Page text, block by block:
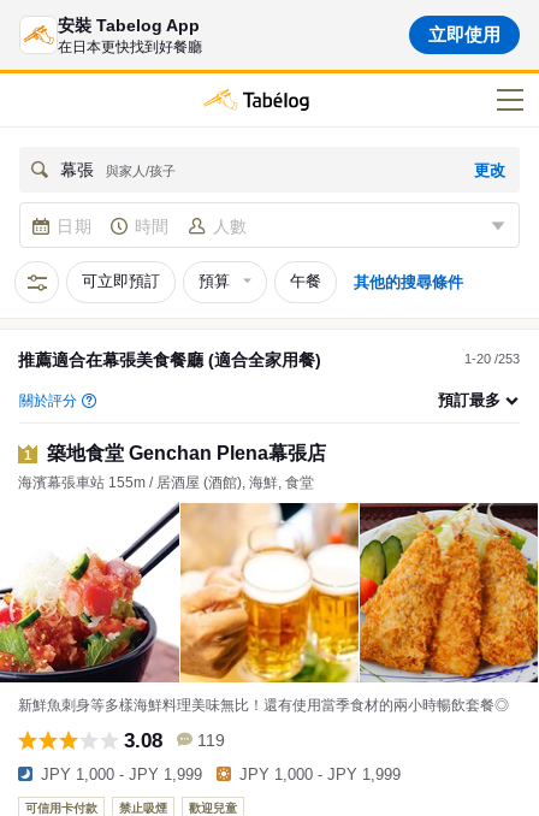
安裝 Tabelog App
在日本更快找到好餐廳
立即使用
幕張 與家人/孩子 更改
日期 時間 人數
可立即預訂 預算 午餐 其他的搜尋條件
推薦適合在幕張美食餐廳 (適合全家用餐) 1-20 /253
關於評分 預訂最多
1 築地食堂 Genchan Plena幕張店
海濱幕張車站 155m / 居酒屋 (酒館), 海鮮, 食堂
新鮮魚刺身等多樣海鮮料理美味無比！還有使用當季食材的兩小時暢飲套餐◎
3.08 119
JPY 1,000 - JPY 1,999 JPY 1,000 - JPY 1,999
可信用卡付款 禁止吸煙 歡迎兒童